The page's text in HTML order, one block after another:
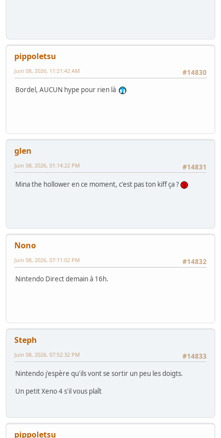
pippoletsu
#14830
Juin 08, 2026, 11:21:42 AM
Bordel, AUCUN hype pour rien là
glen
#14831
Juin 08, 2026, 01:14:22 PM
Mina the hollower en ce moment, c'est pas ton kiff ça ?
Nono
#14832
Juin 08, 2026, 07:11:02 PM
Nintendo Direct demain à 16h.
Steph
#14833
Juin 08, 2026, 07:52:32 PM
Nintendo j'espère qu'ils vont se sortir un peu les doigts.
Un petit Xeno 4 s'il vous plaît
pippoletsu